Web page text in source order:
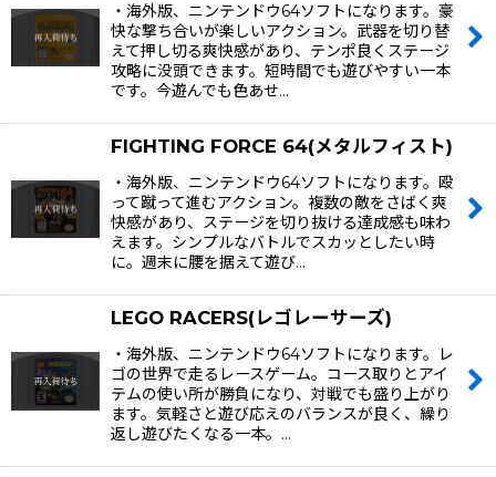
・海外版、ニンテンドウ64ソフトになります。豪
快な撃ち合いが楽しいアクション。武器を切り替
えて押し切る爽快感があり、テンポ良くステージ
攻略に没頭できます。短時間でも遊びやすい一本
です。今遊んでも色あせ…
FIGHTING FORCE 64(メタルフィスト)
・海外版、ニンテンドウ64ソフトになります。殴
って蹴って進むアクション。複数の敵をさばく爽
快感があり、ステージを切り抜ける達成感も味わ
えます。シンプルなバトルでスカッとしたい時
に。週末に腰を据えて遊び…
LEGO RACERS(レゴレーサーズ)
・海外版、ニンテンドウ64ソフトになります。レ
ゴの世界で走るレースゲーム。コース取りとアイ
テムの使い所が勝負になり、対戦でも盛り上がり
ます。気軽さと遊び応えのバランスが良く、繰り
返し遊びたくなる一本。…